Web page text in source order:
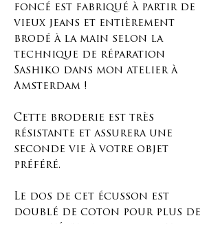
foncé est fabriqué à partir de
vieux jeans et entièrement
brodé à la main selon la
technique de réparation
Sashiko dans mon atelier à
Amsterdam !
Cette broderie est très
résistante et assurera une
seconde vie à votre objet
préféré.
Le dos de cet écusson est
doublé de coton pour plus de